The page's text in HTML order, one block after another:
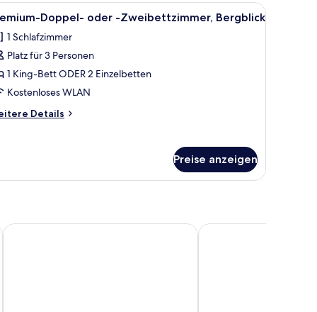
Nachttischlampen und ein Nachttisch mit Lampe.Ein Schlafzimmer mit einem großen Bett,
1 Doppel- oder -Zweibettzimmer, Bergblick
1 Schlafzimmer
Platz für 3 Personen
1 King-Bett ODER 2 Einzelbetten
Kostenloses WLAN
Details
Preise anzeigen
Hotel Wiesenhof DORMERO BeHo